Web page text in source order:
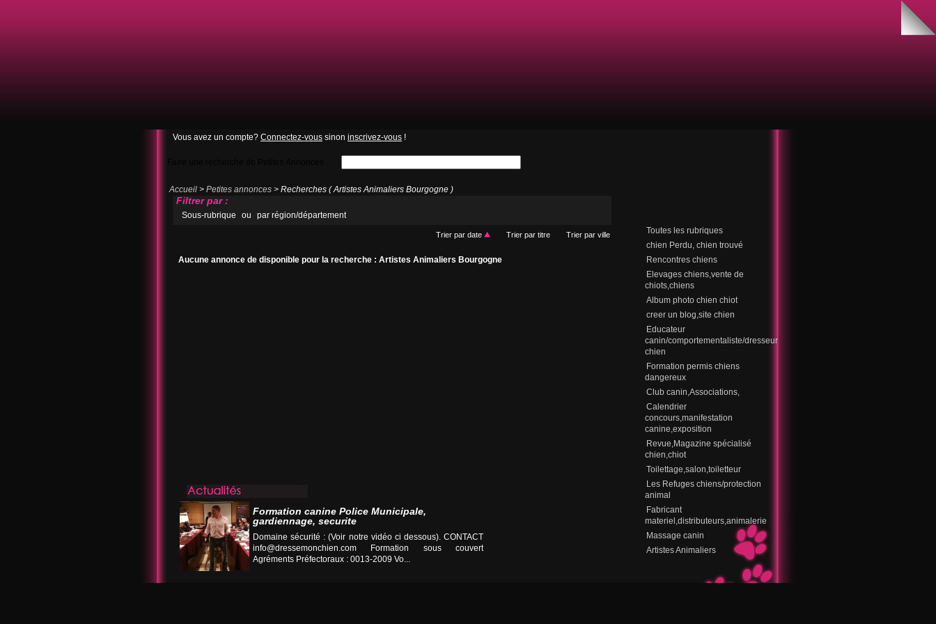
Toutes les rubriques
chien Perdu, chien trouvé
Rencontres chiens
Elevages chiens,vente de
chiots,chiens
Album photo chien chiot
creer un blog,site chien
Educateur
canin/comportementaliste/dresseur
chien
Formation permis chiens
dangereux
Club canin,Associations,
Calendrier
concours,manifestation
canine,exposition
Revue,Magazine spécialisé
chien,chiot
Toilettage,salon,toiletteur
Les Refuges chiens/protection
animal
Fabricant
materiel,distributeurs,animalerie
Massage canin
Artistes Animaliers
Vous avez un compte? Connectez-vous sinon inscrivez-vous !
Accueil > Petites annonces > Recherches ( Artistes Animaliers Bourgogne )
Filtrer par :
Sous-rubrique ou par région/département
Trier par date Trier par titre Trier par ville
Aucune annonce de disponible pour la recherche : Artistes Animaliers Bourgogne
Formation canine Police Municipale,
gardiennage, securite
Domaine sécurité : (Voir notre vidéo ci dessous). CONTACT
info@dressemonchien.com Formation sous couvert
Agréments Préfectoraux : 0013-2009 Vo...